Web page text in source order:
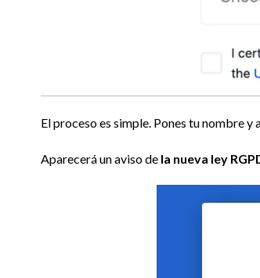
El proceso es simple. Pones tu nombre
Aparecerá un aviso de la nueva ley